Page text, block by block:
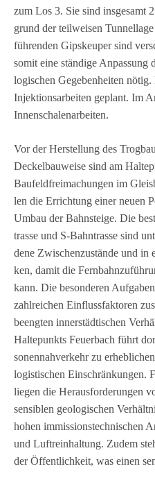
zum Los 3. Sie sind
grund der teil­wei­sen
füh­ren­den Gips­keu­per sind
somit eine stän­dige
lo­gi­schen Gege­ben­hei­ten
Injek­ti­ons­ar­bei­ten geplant. Im
Innenschalenarbeiten.
Vor der Her­stel­lung des
Deckel­bau­weise sind am
Bau­feld­frei­ma­chun­gen im
len die Errich­tung einer neuen
Umbau der Bahn­steige. Die
trasse und S‑Bahntrasse sind
dene Zwi­schen­zu­stände und
ken, damit die
kann. Die beson­de­ren
zahl­rei­chen Ein­fluss­fak­to­ren
beeng­ten inner­städ­ti­schen
Hal­te­punkts Feu­er­bach führt
so­nen­nah­ver­kehr zu
logis­ti­schen Ein­schrän­kun­gen.
lie­gen die Her­aus­for­de­run­gen
sen­si­blen geo­lo­gi­schen
hohen immis­si­ons­tech­ni­schen
und Luft­rein­hal­tung. Zudem
der Öffent­lich­keit, was einen